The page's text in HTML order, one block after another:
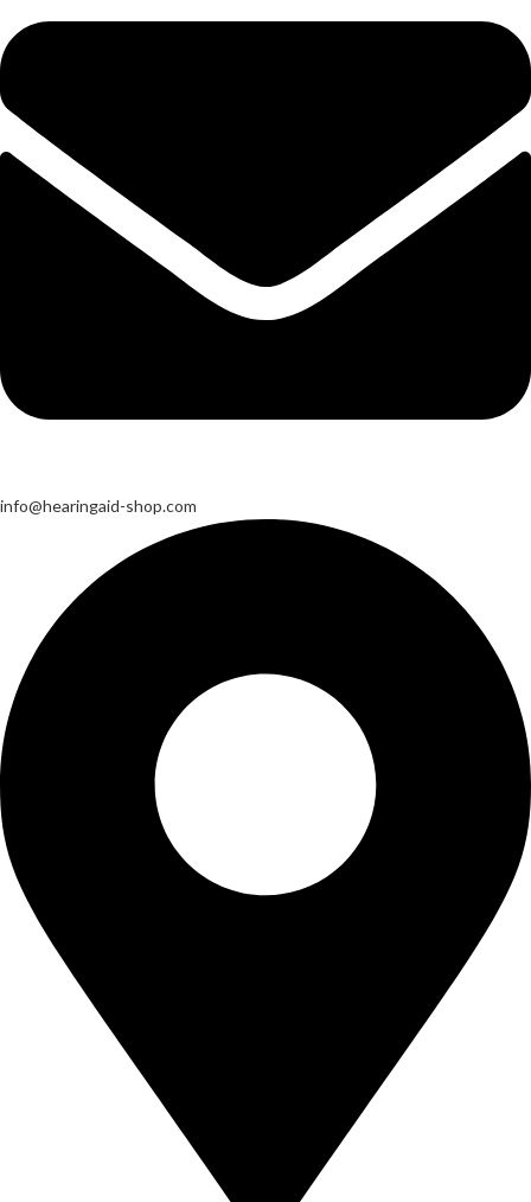
info@hearingaid-shop.com